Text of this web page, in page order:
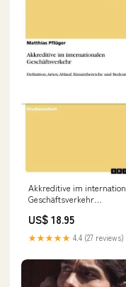
Akkreditive im
Geschäftsverkehr
9783656829874
US$ 18.95
★★★★★ 4.4 (27 reviews)